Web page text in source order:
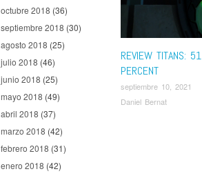
octubre 2018 (36)
septiembre 2018 (30)
agosto 2018 (25)
julio 2018 (46)
junio 2018 (25)
mayo 2018 (49)
abril 2018 (37)
marzo 2018 (42)
febrero 2018 (31)
enero 2018 (42)
REVIEW TITANS: 51
PERCENT
septiembre 10, 2021
Daniel Bernat